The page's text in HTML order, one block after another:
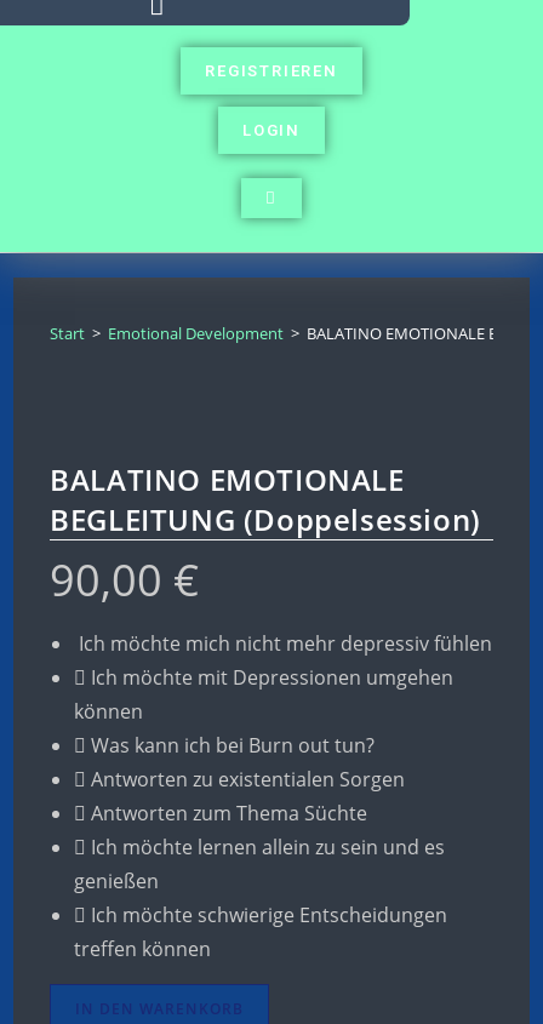
REGISTRIEREN
LOGIN
Start > Emotional Development > BALATINO EMOTIONALE
BALATINO EMOTIONALE
BEGLEITUNG (Doppelsession)
90,00 €
Ich möchte mich nicht mehr depressiv fühlen
Ich möchte mit Depressionen umgehen
können
Was kann ich bei Burn out tun?
Antworten zu existentialen Sorgen
Antworten zum Thema Süchte
Ich möchte lernen allein zu sein und es
genießen
Ich möchte schwierige Entscheidungen
treffen können
IN DEN WARENKORB